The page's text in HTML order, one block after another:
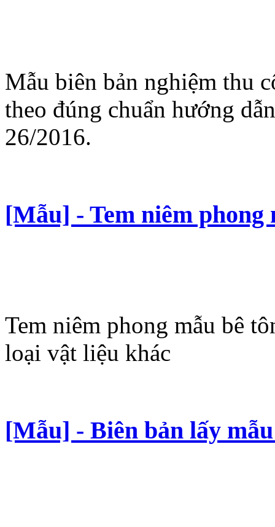
Mẫu biên bản nghiệm thu
theo đúng chuẩn hướng
26/2016.
[Mẫu] - Tem niêm phong
Tem niêm phong mẫu bê
loại vật liệu khác
[Mẫu] - Biên bản lấy